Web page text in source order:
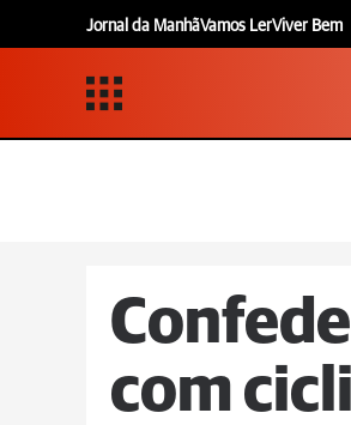
Jornal da ManhãVamos LerViver Bem
com